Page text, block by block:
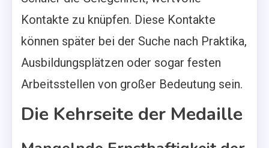
Kontakte zu knüpfen. Diese Kontakte
können später bei der Suche nach Praktika,
Ausbildungsplätzen oder sogar festen
Arbeitsstellen von großer Bedeutung sein.
Die Kehrseite der Medaille